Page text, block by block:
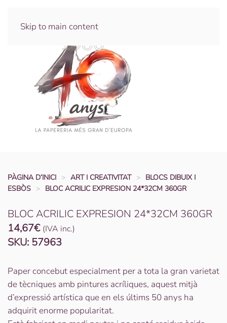
Skip to main content
PÀGINA D’INICI ART I CREATIVITAT
BLOCS DIBUIX I
ESBÒS
BLOC ACRILIC EXPRESION 24*32CM 360GR
BLOC ACRILIC EXPRESION 24*32CM 360GR
14,67€ (IVA inc.)
SKU: 57963
Paper concebut especialment per a tota la gran varietat
de tècniques amb pintures acríliques, aquest mitjà
d’expressió artística que en els últims 50 anys ha
adquirit enorme popularitat.